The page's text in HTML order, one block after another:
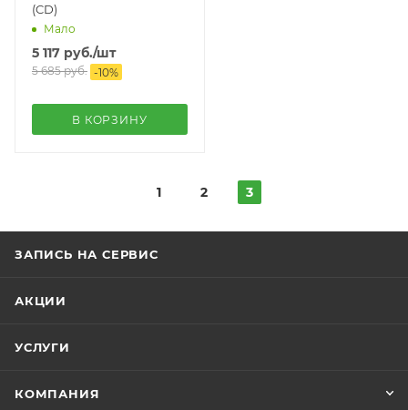
(CD)
Мало
5 117 руб./шт
5 685руб. -10%
В КОРЗИНУ
1 2 3
ЗАПИСЬ НА СЕРВИС
АКЦИИ
УСЛУГИ
КОМПАНИЯ